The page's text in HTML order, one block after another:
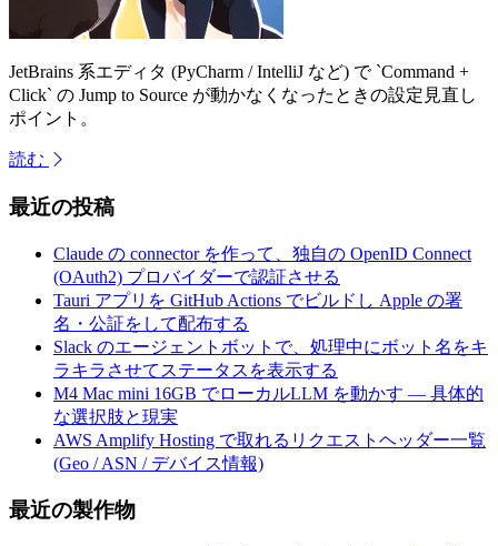
JetBrains 系エディタ (PyCharm / IntelliJ など) で `Command +
Click` の Jump to Source が動かなくなったときの設定見直し
ポイント。
読む
最近の投稿
Claude の connector を作って、独自の OpenID Connect
(OAuth2) プロバイダーで認証させる
Tauri アプリを GitHub Actions でビルドし Apple の署
名・公証をして配布する
Slack のエージェントボットで、処理中にボット名をキ
ラキラさせてステータスを表示する
M4 Mac mini 16GB でローカルLLM を動かす — 具体的
な選択肢と現実
AWS Amplify Hosting で取れるリクエストヘッダー一覧
(Geo / ASN / デバイス情報)
最近の製作物